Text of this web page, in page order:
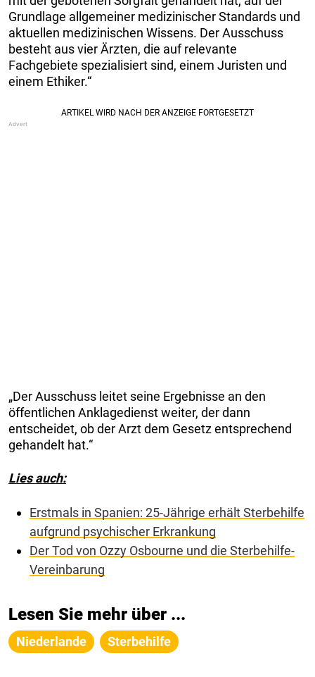
Grundlage allgemeiner medizinischer Standards und
aktuellen medizinischen Wissens. Der Ausschuss
besteht aus vier Ärzten, die auf relevante
Fachgebiete spezialisiert sind, einem Juristen und
einem Ethiker.“
„Der Ausschuss leitet seine Ergebnisse an den
öffentlichen Anklagedienst weiter, der dann
entscheidet, ob der Arzt dem Gesetz entsprechend
gehandelt hat.“
Lies auch:
Erstmals in Spanien: 25-Jährige erhält Sterbehilfe
aufgrund psychischer Erkrankung
Der Tod von Ozzy Osbourne und die Sterbehilfe-
Vereinbarung
Lesen Sie mehr über ...
Niederlande Sterbehilfe